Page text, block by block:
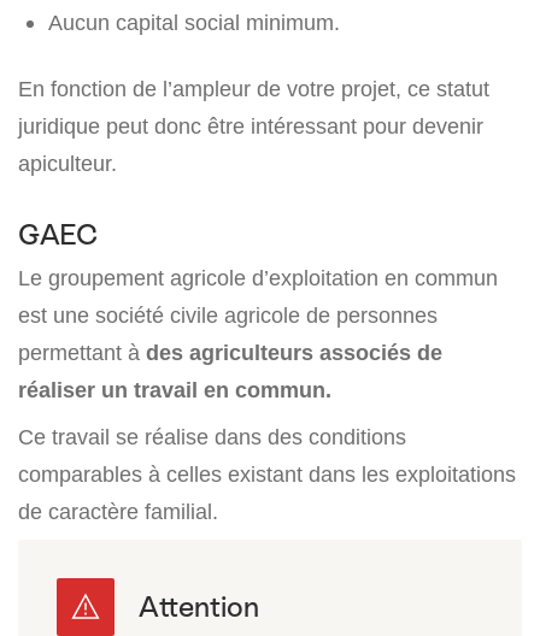
Aucun capital social minimum.
En fonction de l’ampleur de votre projet, ce statut
juridique peut donc être intéressant pour devenir
apiculteur.
GAEC
Le groupement agricole d’exploitation en commun
est une société civile agricole de personnes
permettant à des agriculteurs associés de
réaliser un travail en commun.
Ce travail se réalise dans des conditions
comparables à celles existant dans les exploitations
de caractère familial.